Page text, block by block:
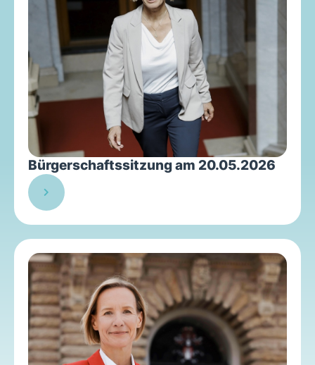
Bürgerschaftssitzung am 20.05.2026